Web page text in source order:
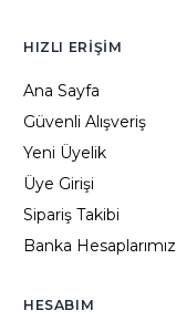
HIZLI ERIŞIM
Ana Sayfa
Güvenli Alışveriş
Yeni Üyelik
Üye Girişi
Sipariş Takibi
Banka Hesaplarımız
HESABIM